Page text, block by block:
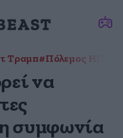
Τραμπ#Πόλεμος
να
συμφωνία